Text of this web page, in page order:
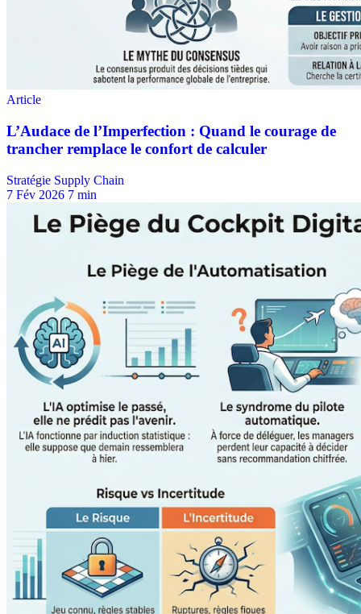
Stratégie Supply Chain
7 Fév 2026 7 min